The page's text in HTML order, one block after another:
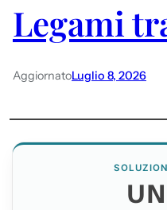
Legami
AggiornatoLuglio 8, 2026